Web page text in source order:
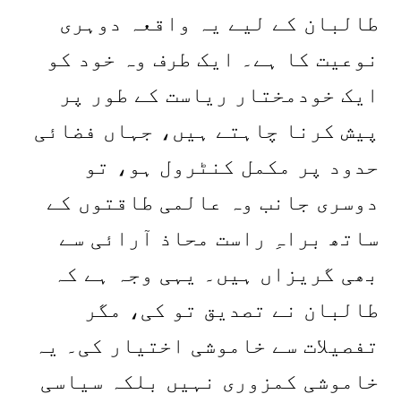
طالبان کے لیے یہ واقعہ دوہری
نوعیت کا ہے۔ ایک طرف وہ خود کو
ایک خودمختار ریاست کے طور پر
پیش کرنا چاہتے ہیں، جہاں فضائی
حدود پر مکمل کنٹرول ہو، تو
دوسری جانب وہ عالمی طاقتوں کے
ساتھ براہِ راست محاذ آرائی سے
بھی گریزاں ہیں۔ یہی وجہ ہے کہ
طالبان نے تصدیق تو کی، مگر
تفصیلات سے خاموشی اختیار کی۔ یہ
خاموشی کمزوری نہیں بلکہ سیاسی